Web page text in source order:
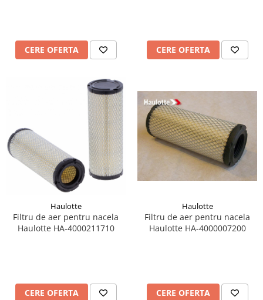
Platforme foarfeca
Translator stivuitor
Prelungitor lame stivuitor CAM
Atasamente profesionale CAM
Cleste ridicare butoi
Dispozitive ridicare butoaie
CERE OFERTA CERE OFERTA
Haulotte
Filtru de aer pentru nacela
Haulotte HA-4000211710
CERE OFERTA
Haulotte
Filtru de aer pentru nacela
Haulotte HA-4000007200
CERE OFERTA